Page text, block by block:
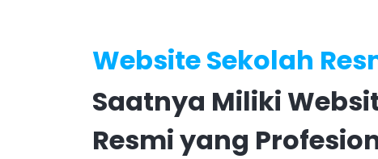
Website Sekolah
Saatnya Miliki
Resmi yang